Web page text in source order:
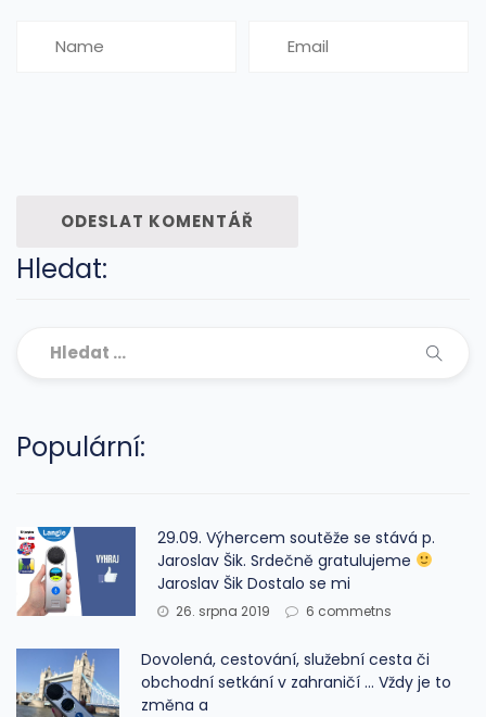
Hledat:
Populární:
29.09. Výhercem soutěže se stává p.
Jaroslav Šik. Srdečně gratulujeme
Jaroslav Šik Dostalo se mi
26. srpna 2019 6 commetns
Dovolená, cestování, služební cesta či
obchodní setkání v zahraničí … Vždy je to
změna a